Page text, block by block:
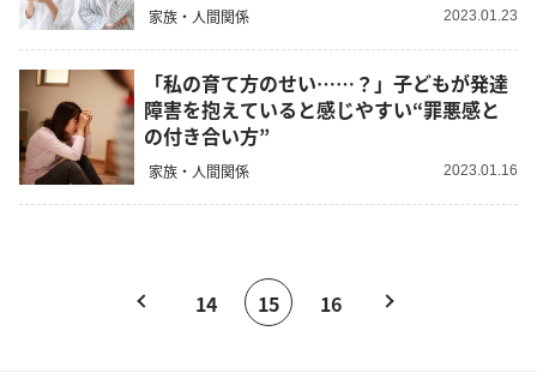
家族・人間関係 2023.01.23
「私の育て方のせい……？」子どもが発達
障害を抱えていると感じやすい“罪悪感と
の付き合い方”
家族・人間関係 2023.01.16
14 15 16